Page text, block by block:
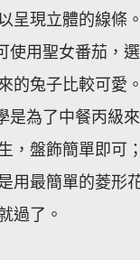
呈現立體的線條。
使用聖女番茄，
的兔子比較可愛。
是為了中餐丙級
，盤飾簡單即可
用最簡單的菱形
過了。